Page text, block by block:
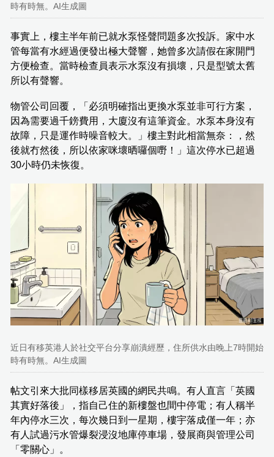
時有時無。AI生成圖
事實上，樓主半年前已就水泵怪聲問題多次投訴。家中水
管每當有水經過便發出極大聲響，她曾多次請假在家開門
方便檢查。當時檢查員表示水泵沒有損壞，只是型號太舊
所以有聲響。
物管公司回覆，「必須明確指出更換水泵並非可行方案，
因為需要過千鎊費用，大廈沒有這筆資金。水泵本身沒有
故障，只是運作時噪音較大。」樓主對此相當無奈：，然
後就冇然後，所以依家咪壞晒囉個嘢！」這次停水已超過
30小時仍未恢復。
近日有移英港人於社交平台分享崩潰經歷，住所供水由晚上7時開始
時有時無。AI生成圖
帖文引來大批同樣移居英國的網民共鳴。有人直言「英國
其實好落後」，指自己住的新樓盤也間中停電；有人稱半
年內停水三次，每次幾日到一星期，樓宇落成僅一年；亦
有人試過污水管爆裂浸沒地庫停車場，發展商與管理公司
「零關心」。